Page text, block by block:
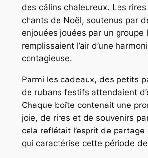
des câlins chaleureux. Les
chants de Noël, soutenus par
enjouées jouées par un groupe
remplissaient l’air d’une
contagieuse.
Parmi les cadeaux, des petits
de rubans festifs attendaient
Chaque boîte contenait une
joie, de rires et de souvenirs
cela reflétait l’esprit de partage
qui caractérise cette période de